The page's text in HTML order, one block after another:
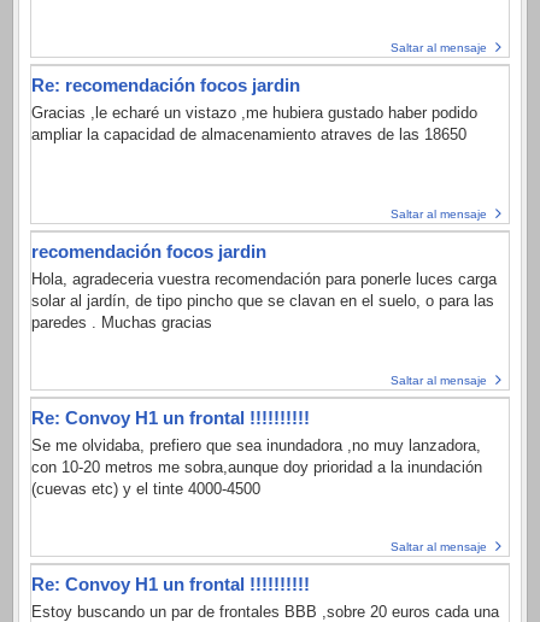
Saltar al mensaje
Re: recomendación focos jardin
Gracias ,le echaré un vistazo ,me hubiera gustado haber podido
ampliar la capacidad de almacenamiento atraves de las 18650
Saltar al mensaje
recomendación focos jardin
Hola, agradeceria vuestra recomendación para ponerle luces carga
solar al jardín, de tipo pincho que se clavan en el suelo, o para las
paredes . Muchas gracias
Saltar al mensaje
Re: Convoy H1 un frontal !!!!!!!!!!
Se me olvidaba, prefiero que sea inundadora ,no muy lanzadora,
con 10-20 metros me sobra,aunque doy prioridad a la inundación
(cuevas etc) y el tinte 4000-4500
Saltar al mensaje
Re: Convoy H1 un frontal !!!!!!!!!!
Estoy buscando un par de frontales BBB ,sobre 20 euros cada una